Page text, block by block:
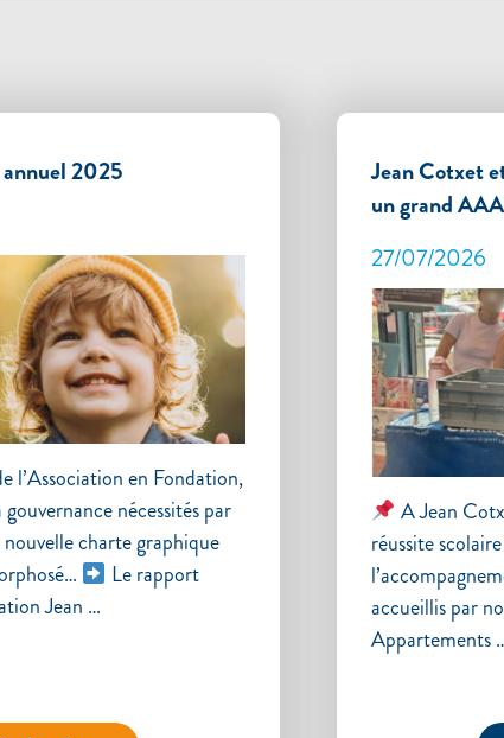
2025
l’Association en Fondation,
nécessités par
charte graphique
Le rapport
Jean …
Jean Cotxet
un grand
27/07/2026
A Jean
réussite
accueillis par
Appartements